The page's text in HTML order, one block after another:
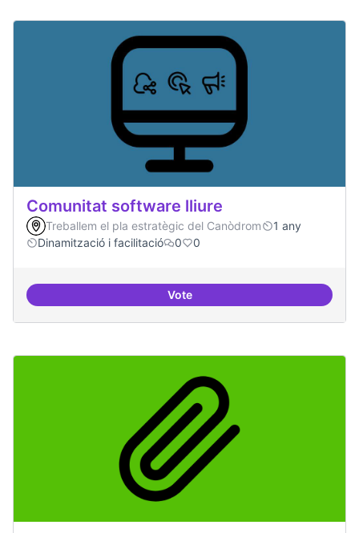
Comunitat software lliure
Treballem el pla estratègic del Canòdrom
1 any
Dinamització i facilitació
0 0
VoteComunitat software lliure